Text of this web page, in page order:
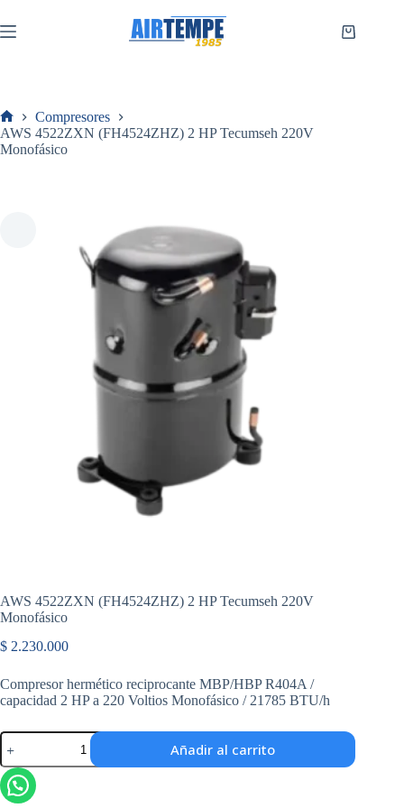
al
contenido
Carro
Inicio
Compresores
AWS 4522ZXN (FH4524ZHZ) 2 HP Tecumseh 220V
Monofásico
AWS 4522ZXN (FH4524ZHZ) 2 HP Tecumseh 220V
Monofásico
$ 2.230.000
Compresor hermético reciprocante MBP/HBP R404A /
capacidad 2 HP a 220 Voltios Monofásico / 21785 BTU/h
AWS
4522ZXN
(FH4524ZHZ)
2
HP
Añadir al carrito